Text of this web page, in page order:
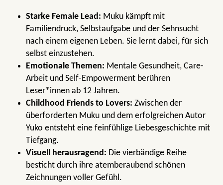
Starke Female Lead: Muku kämpft mit
Familiendruck, Selbstaufgabe und der Sehnsucht
nach einem eigenen Leben. Sie lernt dabei, für sich
selbst einzustehen.
Emotionale Themen: Mentale Gesundheit, Care-
Arbeit und Self-Empowerment berühren
Leser*innen ab 12 Jahren.
Childhood Friends to Lovers: Zwischen der
überforderten Muku und dem erfolgreichen Autor
Yuko entsteht eine feinfühlige Liebesgeschichte mit
Tiefgang.
Visuell herausragend: Die vierbändige Reihe
besticht durch ihre atemberaubend schönen
Zeichnungen voller Gefühl.